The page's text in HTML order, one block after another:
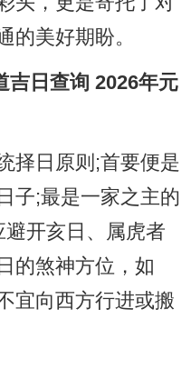
的美好期盼。
吉日查询 2026年元
择日原则;首要便是
子;最是一家之主的
开亥日、属虎者
的煞神方位，如
宜向西方行进或搬